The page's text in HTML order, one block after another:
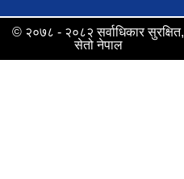
© २०७८ - २०८२ सर्वाधिकार सुरक्षित,
सेतो नेपाल